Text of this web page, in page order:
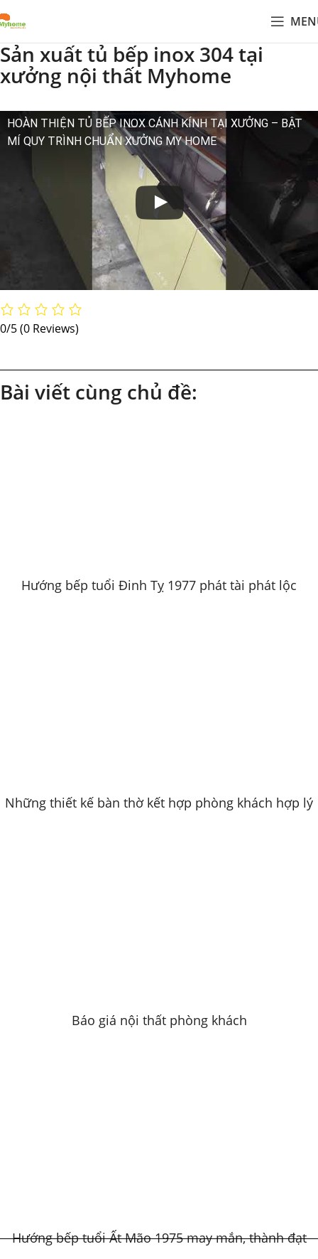
Sản xuất tủ bếp inox 304 tại
xưởng nội thất Myhome
HOÀN THIỆN TỦ BẾP INOX CÁNH KÍNH TẠI XƯỞNG – BẬT
MÍ QUY TRÌNH CHUẨN XƯỞNG MY HOME
0/5(0 Reviews)
Bài viết cùng chủ đề:
Hướng bếp tuổi Đinh Tỵ 1977 phát tài phát lộc
Những thiết kế bàn thờ kết hợp phòng khách hợp lý
Báo giá nội thất phòng khách
Hướng bếp tuổi Ất Mão 1975 may mắn, thành đạt